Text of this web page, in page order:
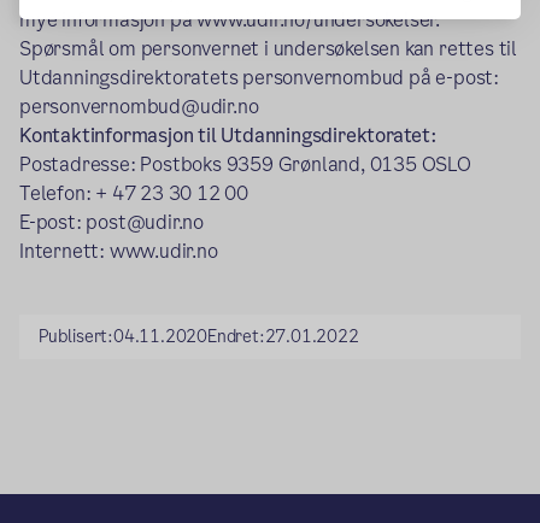
mye informasjon på www.udir.no/undersokelser.
Spørsmål om personvernet i undersøkelsen kan rettes til
Utdanningsdirektoratets personvernombud på e-post:
personvernombud@udir.no
Kontaktinformasjon til Utdanningsdirektoratet:
Postadresse: Postboks 9359 Grønland, 0135 OSLO
Telefon: + 47 23 30 12 00
E-post: post@udir.no
Internett: www.udir.no
Publisert:04.11.2020Endret:27.01.2022